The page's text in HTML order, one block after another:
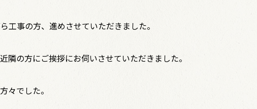
工事の方、進めさせていただきました。
隣の方にご挨拶にお伺いさせていただきました。
々でした。